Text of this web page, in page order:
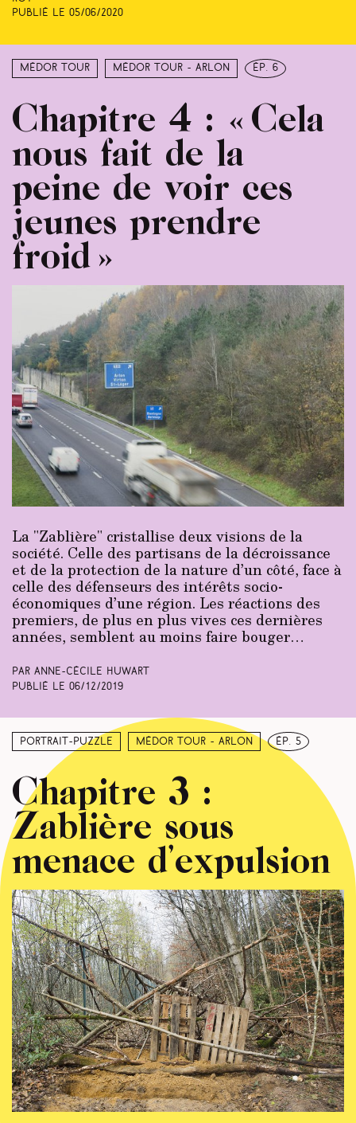
Publié le 05/06/2020
Médor Tour Médor Tour - Arlon ép. 6
Chapitre 4 : « Cela
nous fait de la
peine de voir ces
jeunes prendre
froid »
La "Zablière" cristallise deux visions de la
société. Celle des partisans de la décroissance
et de la protection de la nature d’un côté, face à
celle des défenseurs des intérêts socio-
économiques d’une région. Les réactions des
premiers, de plus en plus vives ces dernières
années, semblent au moins faire bouger…
Par Anne-Cécile Huwart
Publié le 06/12/2019
Portrait-puzzle Médor Tour - Arlon ép. 5
Chapitre 3 :
Zablière sous
menace d’expulsion